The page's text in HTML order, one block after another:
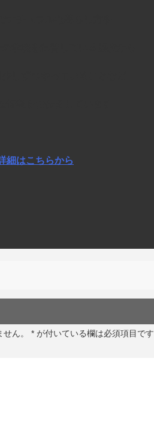
細はこちらから
ん。 * が付いている欄は必須項目です